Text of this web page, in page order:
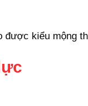
được kiểu mộng